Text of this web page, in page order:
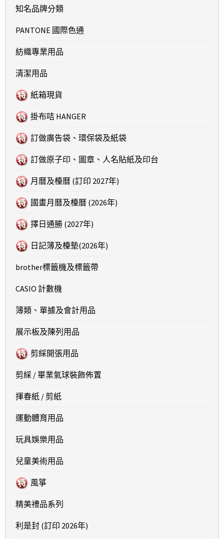
知名品牌分類
PANTONE 國際色通
紡織專業用品
清潔用品
紙箱現貨
掛布咭 HANGER
訂做廣告袋、環保袋及紙袋
訂做原子印、圖章、人名貼紙及印台
月曆及檯曆 (訂印 2027年)
國畫月曆及檯曆 (2026年)
擇日通勝 (2027年)
日記簿及檯墊(2026年)
brother標籤機及標籤帶
CASIO 計數機
簿類、單據及會計用品
展示板及陳列用品
剪綵開張用品
剪綵 / 畢業氣球裝飾佈置
揮春紙 / 剪紙
運動體育用品
玩具娛樂用品
兒童美術用品
風箏
精美禮品系列
利是封 (訂印 2026年)